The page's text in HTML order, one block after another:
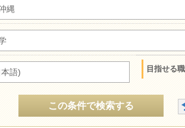
縄
語) 目指せる
この条件で検索する